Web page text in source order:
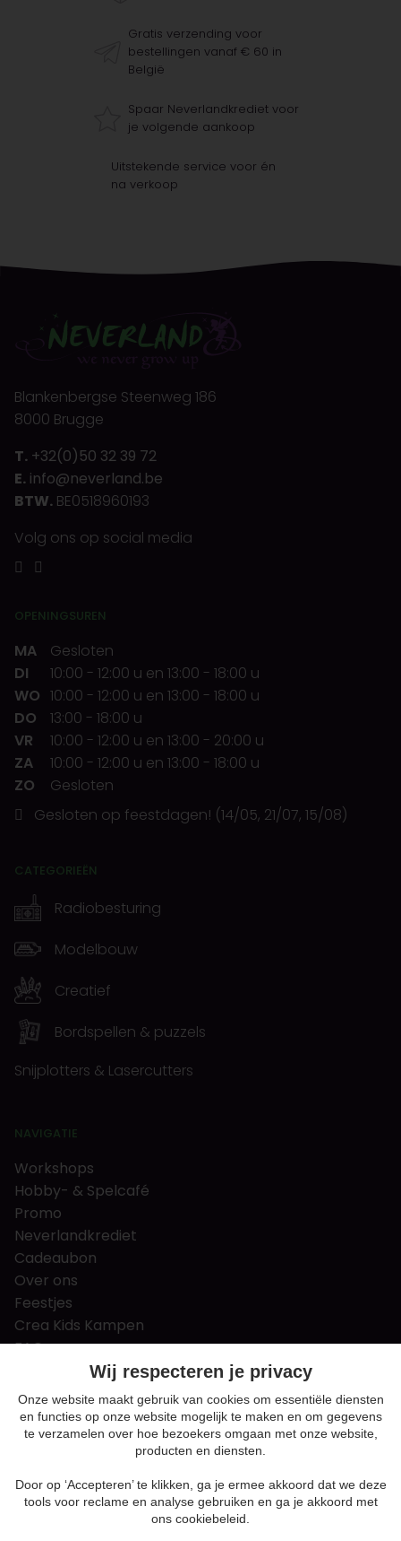
Gratis verzending voor
bestellingen vanaf € 60 in
België
Spaar Neverlandkrediet voor
je volgende aankoop
Uitstekende service voor én
na verkoop
Blankenbergse Steenweg 186
8000 Brugge
T. +32(0)50 32 39 72
E. info@neverland.be
BTW. BE0518960193
Volg ons op social media
OPENINGSUREN
MA
Gesloten
DI
10:00 - 12:00 u en 13:00 - 18:00 u
WO 10:00 - 12:00 u en 13:00 - 18:00 u
DO
13:00 - 18:00 u
VR
10:00 - 12:00 u en 13:00 - 20:00 u
ZA
10:00 - 12:00 u en 13:00 - 18:00 u
ZO
Gesloten
Gesloten op feestdagen! (14/05, 21/07, 15/08)
CATEGORIEËN
Radiobesturing
Modelbouw
Creatief
Bordspellen & puzzels
Snijplotters & Lasercutters
NAVIGATIE
Workshops
Hobby- & Spelcafé
Promo
Neverlandkrediet
Cadeaubon
Over ons
Feestjes
Crea Kids Kampen
FAQ
Tips & tricks
Contact
Nieuws & Vacatures
Algemene voorwaarden
Privacy en cookie policy
Wij respecteren je privacy
Onze website maakt gebruik van cookies om essentiële diensten
en functies op onze website mogelijk te maken en om gegevens
te verzamelen over hoe bezoekers omgaan met onze website,
producten en diensten.
Door op ‘Accepteren’ te klikken, ga je ermee akkoord dat we deze
tools voor reclame en analyse gebruiken en ga je akkoord met
ons cookiebeleid.